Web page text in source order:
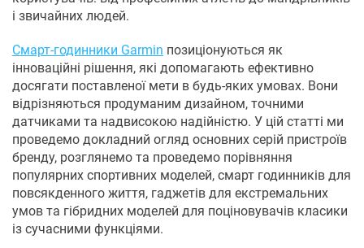
і звичайних людей.
Смарт-годинники Garmin позиціонуються як
інноваційні рішення, які допомагають ефективно
досягати поставленої мети в будь-яких умовах. Вони
відрізняються продуманим дизайном, точними
датчиками та надвисокою надійністю. У цій статті ми
проведемо докладний огляд основних серій пристроїв
бренду, розглянемо та проведемо порівняння
популярних спортивних моделей, смарт годинників для
повсякденного життя, гаджетів для екстремальних
умов та гібридних моделей для поціновувачів класики
із сучасними функціями.